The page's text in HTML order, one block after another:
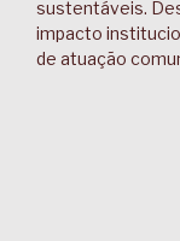
sustentáveis.
impacto
de atuação